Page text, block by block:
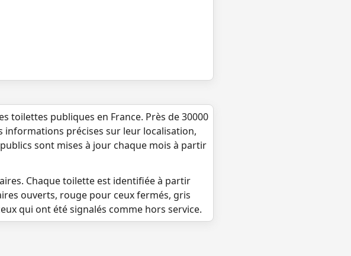
toilettes publiques en France. Près de 30000
informations précises sur leur localisation,
sont mises à jour chaque mois à partir
Chaque toilette est identifiée à partir
ouverts, rouge pour ceux fermés, gris
qui ont été signalés comme hors service.